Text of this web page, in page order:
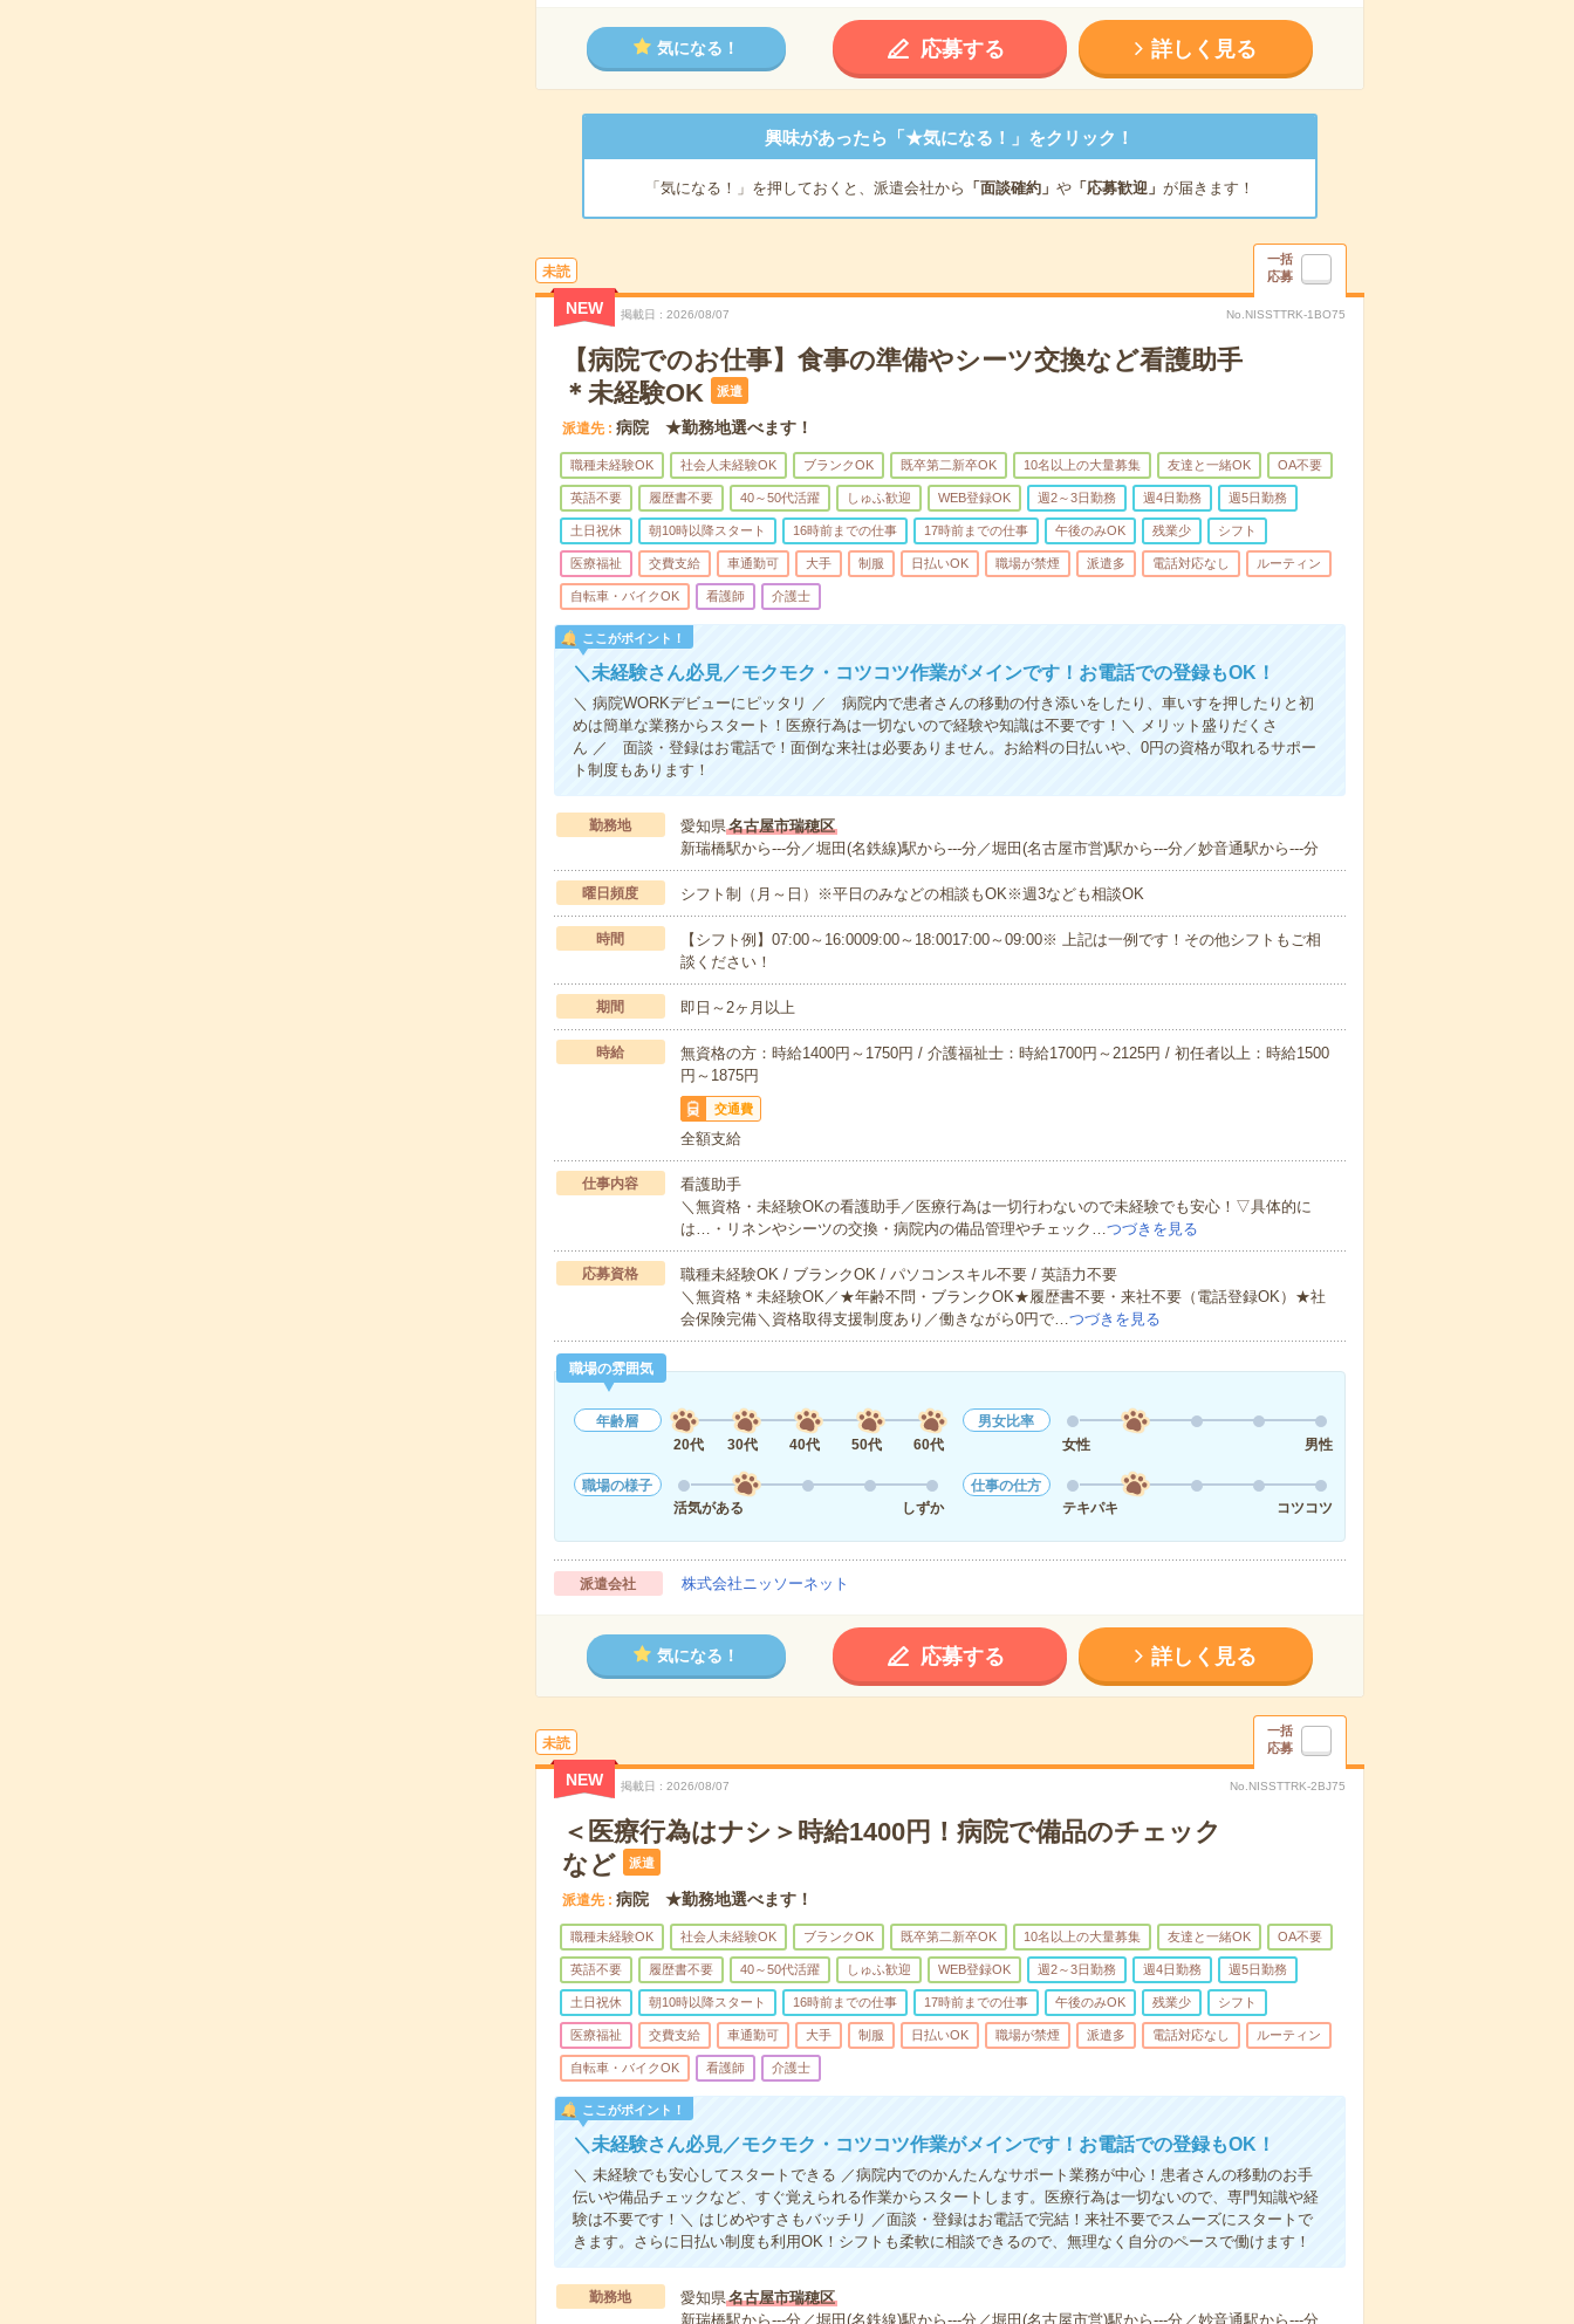
気になる！ 応募する 詳しく見る
興味があったら「★気になる！」をクリック！
「気になる！」を押しておくと、派遣会社から 「面談確約」 や「応募歓迎」 が届きます！
未読
一括
応募
NEW 掲載日 2026/08/07 No.NISSTTRK-1BO75
【病院でのお仕事】食事の準備やシーツ交換など看護助手
＊未経験OK
派遣
派遣先 病院 ★勤務地選べます！
職種未経験OK 社会人未経験OK ブランクOK 既卒第二新卒OK 10名以上の大量募集 友達と一緒OK OA不要
英語不要 履歴書不要 40～50代活躍 しゅふ歓迎 WEB登録OK 週2～3日勤務 週4日勤務 週5日勤務
土日祝休 朝10時以降スタート 16時前までの仕事 17時前までの仕事 午後のみOK 残業少 シフト
医療福祉 交費支給 車通勤可 大手 制服 日払いOK 職場が禁煙 派遣多 電話対応なし ルーティン
自転車・バイクOK 看護師 介護士
ここがポイント！
＼未経験さん必見／モクモク・コツコツ作業がメインです！お電話での登録もOK！
＼ 病院WORKデビューにピッタリ ／ 病院内で患者さんの移動の付き添いをしたり、車いすを押したりと初
めは簡単な業務からスタート！医療行為は一切ないので経験や知識は不要です！＼ メリット盛りだくさ
ん ／ 面談・登録はお電話で！面倒な来社は必要ありません。お給料の日払いや、0円の資格が取れるサポー
ト制度もあります！
勤務地 愛知県名古屋市瑞穂区
新瑞橋駅から---分／堀田(名鉄線)駅から---分／堀田(名古屋市営)駅から---分／妙音通駅から---分
曜日頻度 シフト制（月～日）※平日のみなどの相談もOK※週3なども相談OK
時間
【シフト例】07:00～16:0009:00～18:0017:00～09:00※ 上記は一例です！その他シフトもご相
談ください！
期間 即日～2ヶ月以上
時給
無資格の方：時給1400円～1750円 / 介護福祉士：時給1700円～2125円 / 初任者以上：時給1500
円～1875円
交通費
全額支給
仕事内容
看護助手
＼無資格・未経験OKの看護助手／医療行為は一切行わないので未経験でも安心！▽具体的に
は…・リネンやシーツの交換・病院内の備品管理やチェック…つづきを見る
応募資格
職種未経験OK / ブランクOK / パソコンスキル不要 / 英語力不要
＼無資格＊未経験OK／★年齢不問・ブランクOK★履歴書不要・来社不要（電話登録OK）★社
会保険完備＼資格取得支援制度あり／働きながら0円で…つづきを見る
職場の雰囲気
年齢層
20代
30代 40代 50代 60代
男女比率
女性
男性
職場の様子
活気がある
しずか
仕事の仕方
テキパキ
コツコツ
派遣会社 株式会社ニッソーネット
気になる！ 応募する 詳しく見る
未読
一括
応募
NEW 掲載日 2026/08/07 No.NISSTTRK-2BJ75
＜医療行為はナシ＞時給1400円！病院で備品のチェック
など
派遣
派遣先 病院 ★勤務地選べます！
職種未経験OK 社会人未経験OK ブランクOK 既卒第二新卒OK 10名以上の大量募集 友達と一緒OK OA不要
英語不要 履歴書不要 40～50代活躍 しゅふ歓迎 WEB登録OK 週2～3日勤務 週4日勤務 週5日勤務
土日祝休 朝10時以降スタート 16時前までの仕事 17時前までの仕事 午後のみOK 残業少 シフト
医療福祉 交費支給 車通勤可 大手 制服 日払いOK 職場が禁煙 派遣多 電話対応なし ルーティン
自転車・バイクOK 看護師 介護士
ここがポイント！
＼未経験さん必見／モクモク・コツコツ作業がメインです！お電話での登録もOK！
＼ 未経験でも安心してスタートできる ／病院内でのかんたんなサポート業務が中心！患者さんの移動のお手
伝いや備品チェックなど、すぐ覚えられる作業からスタートします。医療行為は一切ないので、専門知識や経
験は不要です！＼ はじめやすさもバッチリ ／面談・登録はお電話で完結！来社不要でスムーズにスタートで
きます。さらに日払い制度も利用OK！シフトも柔軟に相談できるので、無理なく自分のペースで働けます！
勤務地 愛知県名古屋市瑞穂区
新瑞橋駅から---分／堀田(名鉄線)駅から---分／堀田(名古屋市営)駅から---分／妙音通駅から---分